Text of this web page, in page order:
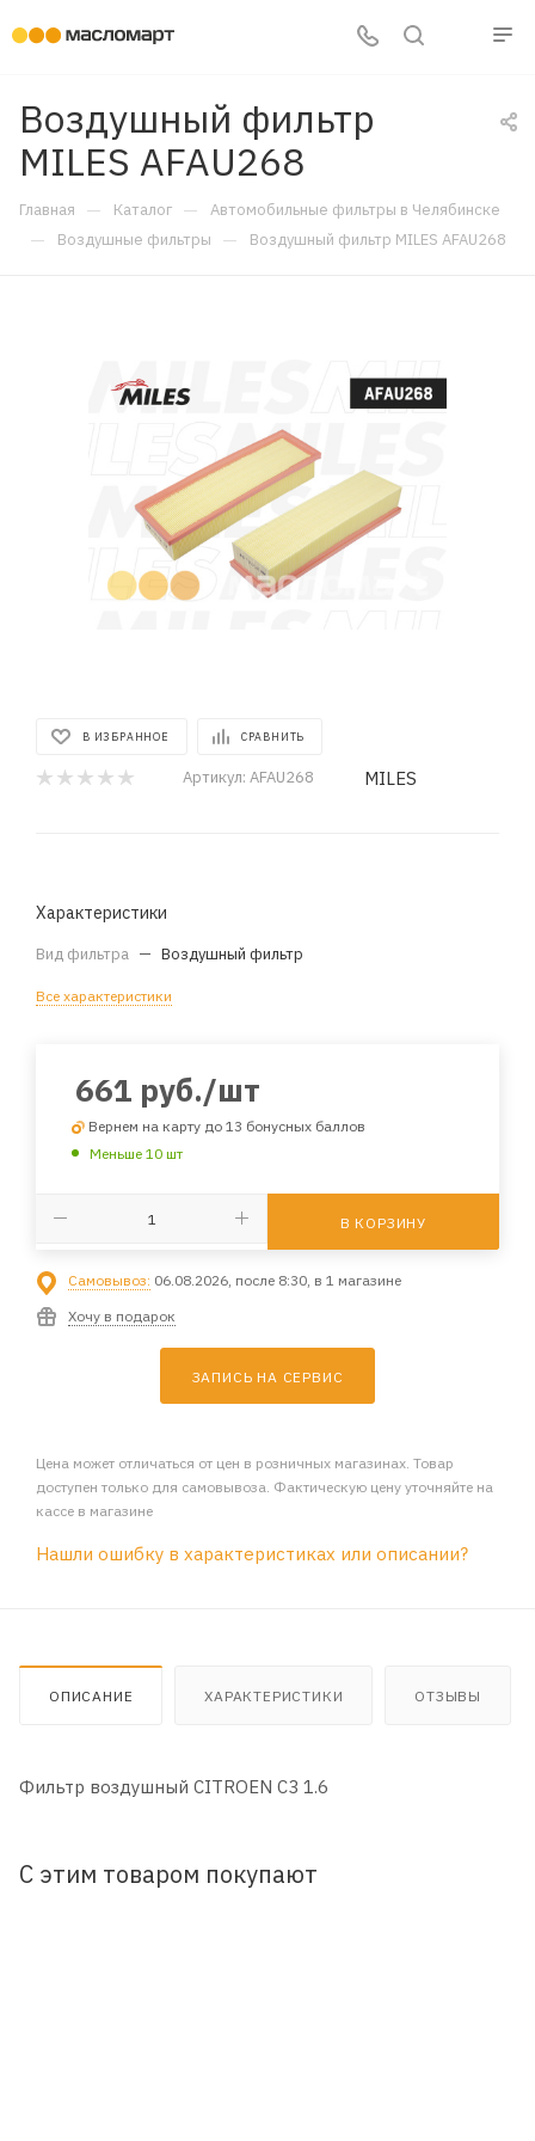
Воздушный фильтр
MILES AFAU268
Главная — Каталог — Автомобильные фильтры в Челябинске
— Воздушные фильтры — Воздушный фильтр MILES AFAU268
В ИЗБРАННОЕ СРАВНИТЬ
Артикул: AFAU268 MILES
Характеристики
Вид фильтра — Воздушный фильтр
Все характеристики
661 руб./шт
Вернем на карту до 13 бонусных баллов
Меньше 10 шт
В КОРЗИНУ
Самовывоз: 06.08.2026, после 8:30, в 1 магазине
Хочу в подарок
ЗАПИСЬ НА СЕРВИС
Цена может отличаться от цен в розничных магазинах. Товар
доступен только для самовывоза. Фактическую цену уточняйте на
кассе в магазине
Нашли ошибку в характеристиках или описании?
ОПИСАНИЕ ХАРАКТЕРИСТИКИ ОТЗЫВЫ
Фильтр воздушный CITROEN C3 1.6
С этим товаром покупают